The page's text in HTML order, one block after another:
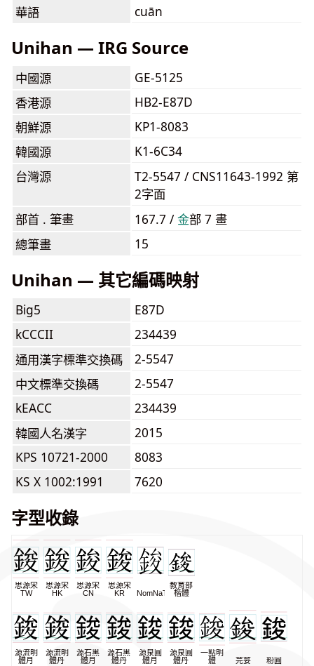
華語
cuān
Unihan — IRG Source
中國源
GE-5125
香港源
HB2-E87D
朝鮮源
KP1-8083
韓國源
K1-6C34
台灣源
T2-5547 / CNS11643-1992 第
2字面
部首 . 筆畫
167.7 /⾦部 7 畫
總筆畫
15
Unihan — 其它編碼映射
Big5
E87D
kCCCII
234439
通用漢字標準交換碼
2-5547
中文標準交換碼
2-5547
kEACC
234439
韓國人名漢字
2015
KPS 10721-2000
8083
KS X 1002:1991
7620
字型收錄
思源宋
TW
思源宋
HK
思源宋
CN
思源宋
KR
NomNaTong
教育部
楷體
源流明
體月
源流明
體丹
源石黑
體月
源石黑
體丹
源泉圓
體月
源泉圓
體丹
一點明
體
芫荽 粉圓